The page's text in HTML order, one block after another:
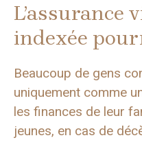
L’assurance
indexée
Beaucoup de gens
uniquement comme
les finances de leur
jeunes, en cas de